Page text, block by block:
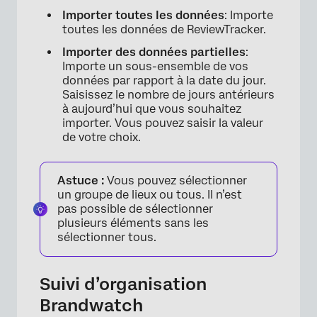
×
Importer toutes les données: Importe
toutes les données de ReviewTracker.
Importer des données partielles:
Importe un sous-ensemble de vos
données par rapport à la date du jour.
Saisissez le nombre de jours antérieurs
à aujourd’hui que vous souhaitez
importer. Vous pouvez saisir la valeur
de votre choix.
Astuce : Vous pouvez sélectionner
un groupe de lieux ou tous. Il n’est
pas possible de sélectionner
plusieurs éléments sans les
sélectionner tous.
Suivi d’organisation
Brandwatch